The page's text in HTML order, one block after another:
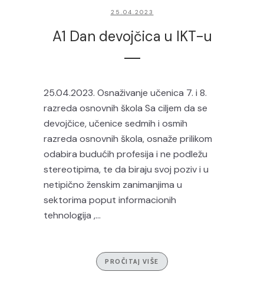
25.04.2023
A1 Dan devojčica u IKT-u
25.04.2023. Osnaživanje učenica 7. i 8.
razreda osnovnih škola Sa ciljem da se
devojčice, učenice sedmih i osmih
razreda osnovnih škola, osnaže prilikom
odabira budućih profesija i ne podležu
stereotipima, te da biraju svoj poziv i u
netipično ženskim zanimanjima u
sektorima poput informacionih
tehnologija ,...
PROČITAJ VIŠE